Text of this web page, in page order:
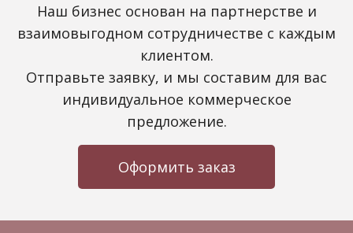
Наш бизнес основан на партнерстве и
взаимовыгодном сотрудничестве с каждым
клиентом.
Отправьте заявку, и мы составим для вас
индивидуальное коммерческое
предложение.
Оформить заказ